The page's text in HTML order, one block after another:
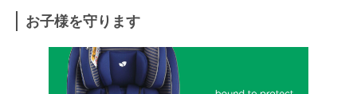
お子様を守ります